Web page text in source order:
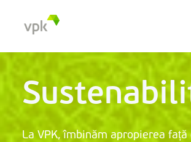
La VPK, îmbinăm apropierea